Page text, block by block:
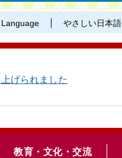
Language やさしい日本語
げられました
教育・文化・交流